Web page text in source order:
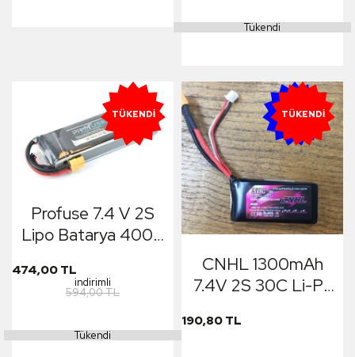
Ravage 16889A)
Tükendi
TÜKENDI
Profuse 7.4 V 2S
Lipo Batarya 4000
474,00 TL
indirimli
594,00 TL
Tükendi
YENI
TÜKENDI
CNHL 1300mAh
7.4V 2S 30C Li-Po
190,80 TL